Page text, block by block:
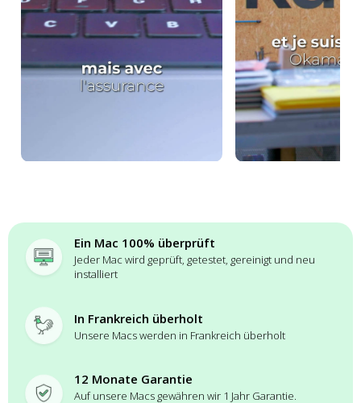
Ein Mac 100% überprüft
Jeder Mac wird geprüft, getestet, gereinigt und neu
installiert
In Frankreich überholt
Unsere Macs werden in Frankreich überholt
12 Monate Garantie
Auf unsere Macs gewähren wir 1 Jahr Garantie.